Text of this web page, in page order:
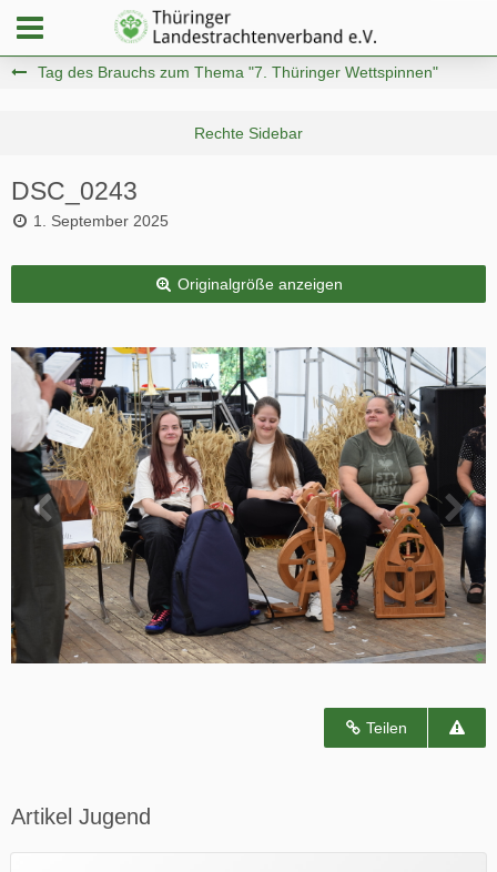
Tag des Brauchs zum Thema "7. Thüringer Wettspinnen"
DSC_0243
1. September 2025
Originalgröße anzeigen
Teilen
Artikel Jugend